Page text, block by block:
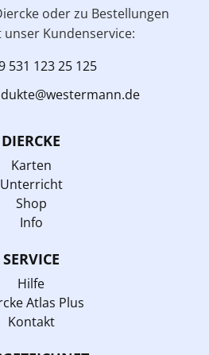
oder zu Bestellungen
Kundenservice:
531 123 25 125
DIERCKE
Karten
Unterricht
Shop
Info
SERVICE
Hilfe
Atlas Plus
Kontakt